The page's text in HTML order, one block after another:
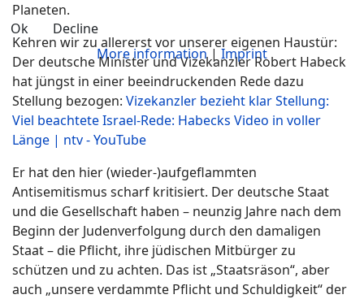
Planeten.
Kehren wir zu allererst vor unserer eigenen Haustür:
Der deutsche Minister und Vizekanzler Robert Habeck
hat jüngst in einer beeindruckenden Rede dazu
Stellung bezogen: Vizekanzler bezieht klar Stellung:
Viel beachtete Israel-Rede: Habecks Video in voller
Länge | ntv - YouTube
Er hat den hier (wieder-)aufgeflammten
Antisemitismus scharf kritisiert. Der deutsche Staat
und die Gesellschaft haben – neunzig Jahre nach dem
Beginn der Judenverfolgung durch den damaligen
Staat – die Pflicht, ihre jüdischen Mitbürger zu
schützen und zu achten. Das ist „Staatsräson“, aber
auch „unsere verdammte Pflicht und Schuldigkeit“ der
Ok
Decline
More information| Imprint